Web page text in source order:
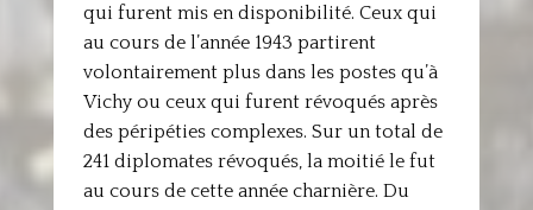
qui furent mis en disponibilité. Ceux qui
au cours de l’année 1943 partirent
volontairement plus dans les postes qu’à
Vichy ou ceux qui furent révoqués après
des péripéties complexes. Sur un total de
241 diplomates révoqués, la moitié le fut
au cours de cette année charnière. Du